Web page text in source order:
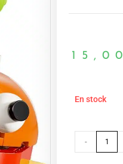
15,00
En stock
-